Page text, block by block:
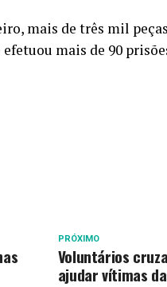
mais de três mil
mais de 90
PRÓXIMO
Voluntários
ajudar vítimas